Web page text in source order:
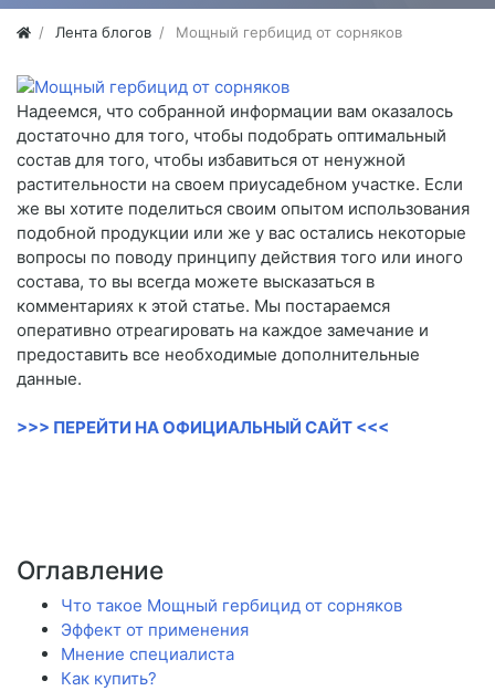
Лента блогов Мощный гербицид от сорняков
Надеемся, что собранной информации вам оказалось
достаточно для того, чтобы подобрать оптимальный
состав для того, чтобы избавиться от ненужной
растительности на своем приусадебном участке. Если
же вы хотите поделиться своим опытом использования
подобной продукции или же у вас остались некоторые
вопросы по поводу принципу действия того или иного
состава, то вы всегда можете высказаться в
комментариях к этой статье. Мы постараемся
оперативно отреагировать на каждое замечание и
предоставить все необходимые дополнительные
данные.
>>> ПЕРЕЙТИ НА ОФИЦИАЛЬНЫЙ САЙТ <<<
Оглавление
Что такое Мощный гербицид от сорняков
Эффект от применения
Мнение специалиста
Как купить?